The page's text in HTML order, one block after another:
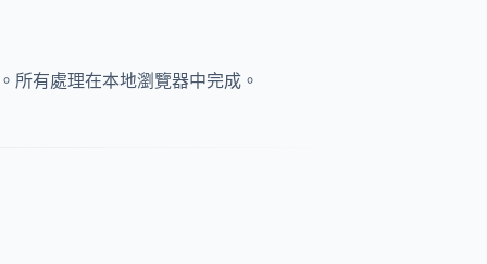
有處理在本地瀏覽器中完成。